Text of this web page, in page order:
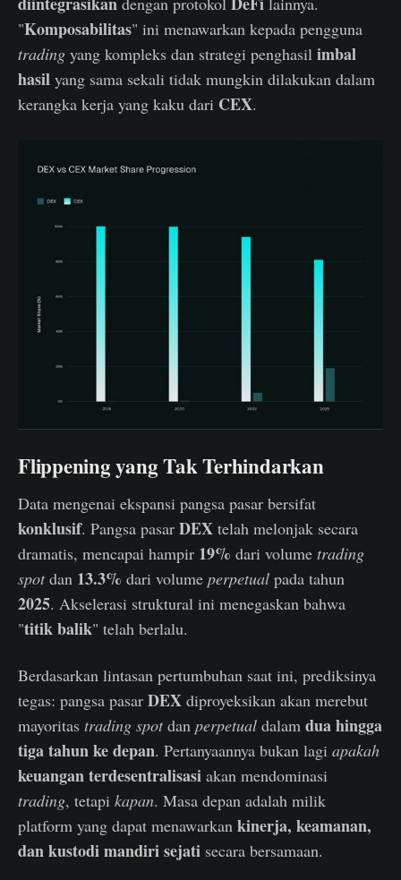
"Komposabilitas" ini menawarkan kepada pengguna
trading yang kompleks dan strategi penghasil imbal
hasil yang sama sekali tidak mungkin dilakukan dalam
kerangka kerja yang kaku dari CEX.
Flippening yang Tak Terhindarkan
Data mengenai ekspansi pangsa pasar bersifat
konklusif. Pangsa pasar DEX telah melonjak secara
dramatis, mencapai hampir 19% dari volume trading
spotdan 13.3% dari volume perpetual pada tahun
2025. Akselerasi struktural ini menegaskan bahwa
"titik balik" telah berlalu.
Berdasarkan lintasan pertumbuhan saat ini, prediksinya
tegas: pangsa pasar DEX diproyeksikan akan merebut
mayoritas trading spotdan perpetual dalam dua hingga
tiga tahun ke depan. Pertanyaannya bukan lagi apakah
keuangan terdesentralisasi akan mendominasi
trading, tetapi kapan. Masa depan adalah milik
platform yang dapat menawarkan kinerja, keamanan,
dan kustodi mandiri sejati secara bersamaan.